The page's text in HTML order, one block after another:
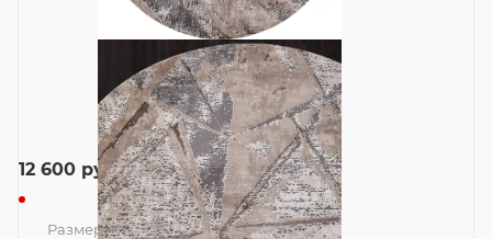
12 600 руб.
Размер — 200x200 см